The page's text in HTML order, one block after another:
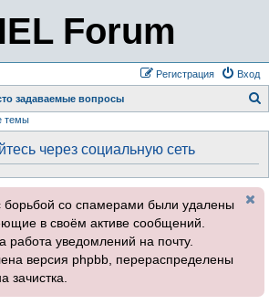
Forum
Вход
Регистрация
задаваемые вопросы
темы
через социальную сеть
борьбой со спамерами были удалены
в своём активе сообщений.
работа уведомлений на почту.
версия phpbb, перераспределены
зачистка.